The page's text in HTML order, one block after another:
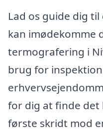
Lad os guide dig
kan imødekomme
termografering i
brug for
for dig at finde det
første skridt mod